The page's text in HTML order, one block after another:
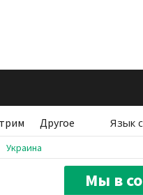
Другое Язык
Украина
Мы в